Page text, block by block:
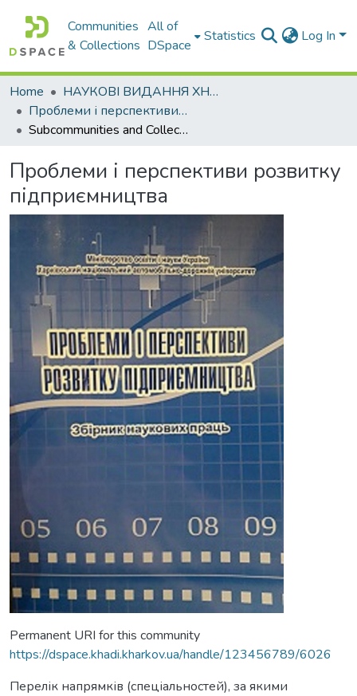
Communities
& Collections
All of
DSpace
Statistics Log In
Home
НАУКОВІ ВИДАННЯ ХНАДУ
Проблеми і перспективи розвитку підприємництва
Subcommunities and Collections
Проблеми і перспективи розвитку
підприємництва
Permanent URI for this community
https://dspace.khadi.kharkov.ua/handle/123456789/6026
Перелік напрямків (спеціальностей), за якими